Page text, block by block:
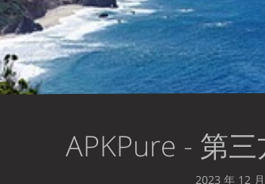
APKPure - 第
2023 年 12